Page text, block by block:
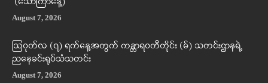
August 7, 2026
ဩဂုတ်လ (၇) ရက်နေ့အတွက် ကန္တာရဝတီတိုင်း (မ်) သတင်းဌာနရဲ့
ညနေခင်းရုပ်သံသတင်း
August 7, 2026